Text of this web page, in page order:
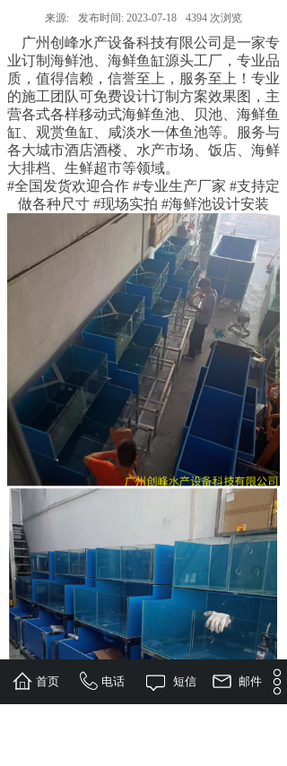
来源: 发布时间: 2023-07-18 4394 次浏览
广州创峰水产设备科技有限公司是一家专
业订制海鲜池、海鲜鱼缸源头工厂，专业品
质，值得信赖，信誉至上，服务至上！专业
的施工团队可免费设计订制方案效果图，主
营各式各样移动式海鲜鱼池、贝池、海鲜鱼
缸、观赏鱼缸、咸淡水一体鱼池等。服务与
各大城市酒店酒楼、水产市场、饭店、海鲜
大排档、生鲜超市等领域。
#全国发货欢迎合作 #专业生产厂家 #支持定
做各种尺寸 #现场实拍 #海鲜池设计安装
首页 电话 短信 邮件